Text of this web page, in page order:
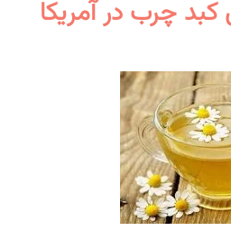
کبد چرب در آمریکا